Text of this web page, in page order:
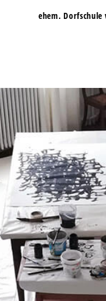
ehem. Dorfschule